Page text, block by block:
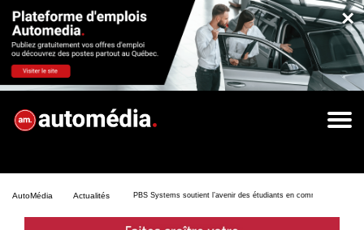
×
AutoMédia Actualités PBS Systems soutient l’avenir des étudiants en commerce